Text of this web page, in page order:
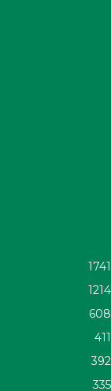
1741
1214
608
411
392
335